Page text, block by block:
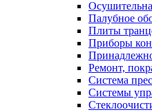
Палубное
Плиты
Приборы
Ремонт,
Система
Системы